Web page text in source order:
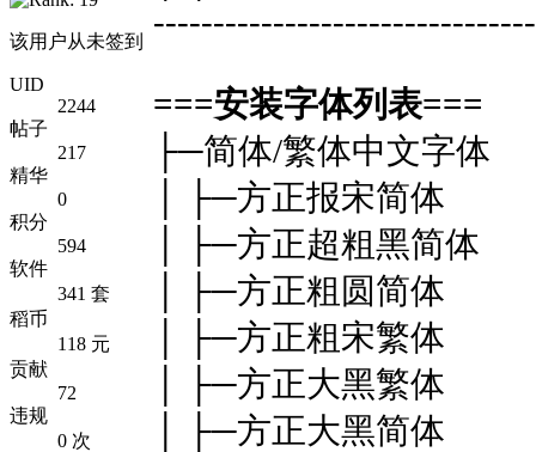
该用户从未签到
UID
2244
帖子
217
精华
0
积分
594
软件
341 套
稻币
118 元
贡献
72
违规
0 次
===安装字体列表===
├─简体/繁体中文字体
│ ├─方正报宋简体
│ ├─方正超粗黑简体
│ ├─方正粗圆简体
│ ├─方正粗宋繁体
│ ├─方正大黑繁体
│ ├─方正大黑简体